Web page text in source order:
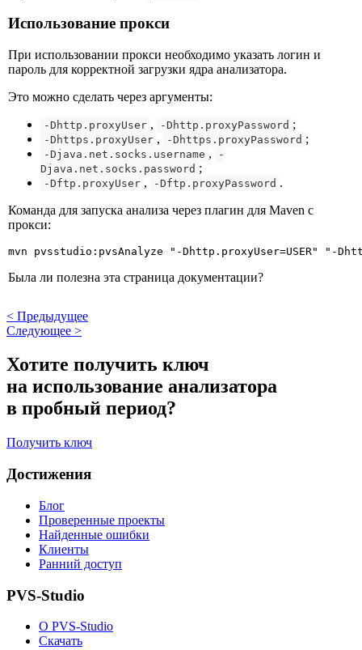
Использование прокси
При использовании прокси необходимо указать логин и
пароль для корректной загрузки ядра анализатора.
Это можно сделать через аргументы:
-Dhttp.proxyUser , -Dhttp.proxyPassword ;
-Dhttps.proxyUser , -Dhttps.proxyPassword ;
-Djava.net.socks.username ,
-
Djava.net.socks.password ;
-Dftp.proxyUser , -Dftp.proxyPassword .
Команда для запуска анализа через плагин для Maven с
прокси:
mvn pvsstudio:pvsAnalyze "-Dhttp.proxyUser=USER" "-
Была ли полезна эта страница документации?
< Предыдущее
Следующее >
Хотите получить ключ
на использование анализатора
в пробный период?
Получить ключ
Достижения
Блог
Проверенные проекты
Найденные ошибки
Клиенты
Ранний доступ
PVS-Studio
О PVS-Studio
Скачать